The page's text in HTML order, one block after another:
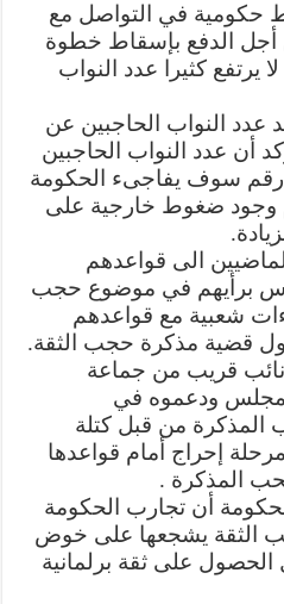
لحجب
الثقة
يزيدون
45
نائبا
والرقم
قابل
مغلقة
حكومية في التواصل مع
الدفع بإسقاط خطوة
كثيرا عدد النواب
عدد النواب الحاجبين عن
أن عدد النواب الحاجبين
وهو رقم سوف يفاجىء الحكومة
وجود ضغوط خارجية على
الى قواعدهم
برأيهم في موضوع حجب
شعبية مع قواعدهم
قضية مذكرة حجب الثقة.
نائب قريب من جماعة
ودعموه في
المذكرة من قبل كتلة
إحراج أمام قواعدها
المذكرة .
أن تجارب الحكومة
الثقة يشجعها على خوض
على ثقة برلمانية